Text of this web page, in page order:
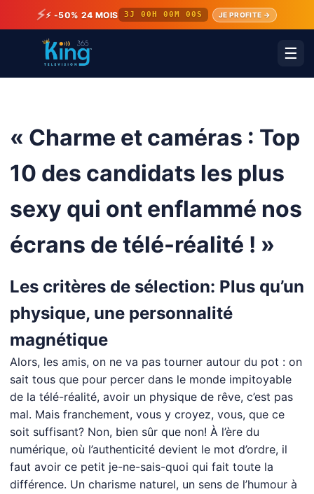
⚡⚡ -50% 24 MOIS 3J 00H 00M 00S JE PROFITE →
☰
« Charme et caméras : Top
10 des candidats les plus
sexy qui ont enflammé nos
écrans de télé-réalité ! »
Les critères de sélection: Plus qu’un
physique, une personnalité
magnétique
Alors, les amis, on ne va pas tourner autour du pot : on
sait tous que pour percer dans le monde impitoyable
de la télé-réalité, avoir un physique de rêve, c’est pas
mal. Mais franchement, vous y croyez, vous, que ce
soit suffisant? Non, bien sûr que non! À l’ère du
numérique, où l’authenticité devient le mot d’ordre, il
faut avoir ce petit je-ne-sais-quoi qui fait toute la
différence. Un charisme naturel, un sens de l’humour à